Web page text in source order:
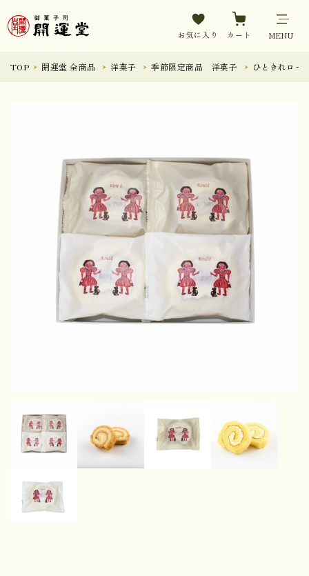
お気に入り カート MENU
TOP 開運堂 全商品 洋菓子 季節限定商品 洋菓子 ひときれロー